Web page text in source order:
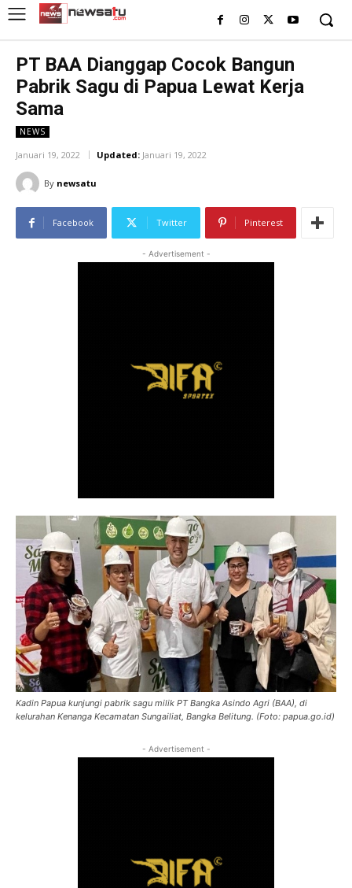
PT BAA Dianggap Cocok Bangun
Pabrik Sagu di Papua Lewat Kerja
Sama
NEWS
Januari 19, 2022 Updated: Januari 19, 2022
By newsatu
Facebook Twitter Pinterest
- Advertisement -
Kadin Papua kunjungi pabrik sagu milik PT Bangka Asindo Agri (BAA), di
kelurahan Kenanga Kecamatan Sungailiat, Bangka Belitung. (Foto: papua.go.id)
- Advertisement -